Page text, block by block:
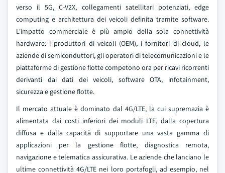
verso il 5G, C-V2X, collegamenti satellitari potenziati, edge
computing e architettura dei veicoli definita tramite software.
L'impatto commerciale è più ampio della sola connettività
hardware: i produttori di veicoli (OEM), i fornitori di cloud, le
aziende di semiconduttori, gli operatori di telecomunicazioni e le
piattaforme di gestione flotte competono ora per ricavi ricorrenti
derivanti dai dati dei veicoli, software OTA, infotainment,
sicurezza e gestione flotte.
Il mercato attuale è dominato dal 4G/LTE, la cui supremazia è
alimentata dai costi inferiori dei moduli LTE, dalla copertura
diffusa e dalla capacità di supportare una vasta gamma di
applicazioni per la gestione flotte, diagnostica remota,
navigazione e telematica assicurativa. Le aziende che lanciano le
ultime connettività 4G/LTE nei loro portafogli, ad esempio, nel